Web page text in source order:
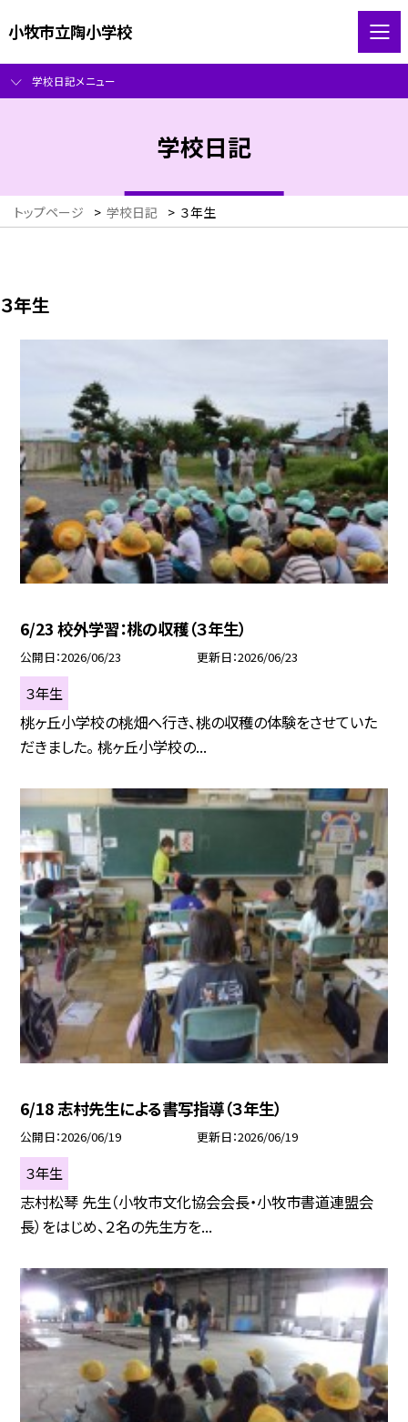
小牧市立陶小学校
学校日記メニュー
学校日記
トップページ > 学校日記 > ３年生
３年生
6/23 校外学習：桃の収穫（３年生）
公開日 2026/06/23 更新日 2026/06/23
３年生
桃ヶ丘小学校の桃畑へ行き、桃の収穫の体験をさせていた
だきました。 桃ヶ丘小学校の...
6/18 志村先生による書写指導（３年生）
公開日 2026/06/19 更新日 2026/06/19
３年生
志村松琴 先生（小牧市文化協会会長・小牧市書道連盟会
長）をはじめ、２名の先生方を...